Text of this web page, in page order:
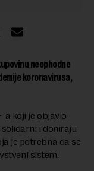
neophodne
koronavirusa,
a koji je objavio
i doniraju
je potrebna da se
sistem.